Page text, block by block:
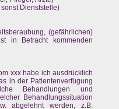
Dienststelle)
(gefährlichen)
in Betracht kommenden
xxx habe ich ausdrücklich
in der Patientenverfügung
Behandlungen und
Behandlungssituation
abgelehnt werden, z.B.